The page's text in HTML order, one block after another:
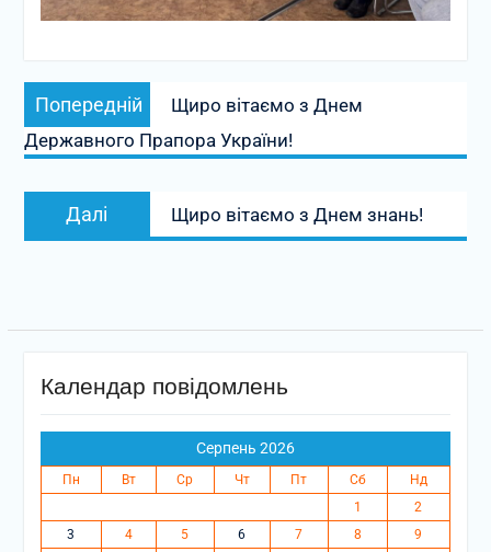
Навігація
записів
Попередній
Попередній
запис:
Щиро вітаємо з Днем
Державного Прапора України!
Далі
Наступний
запис:
Щиро вітаємо з Днем знань!
Календар повідомлень
Серпень 2026
Пн Вт Ср Чт Пт Сб
Нд
1
2
3
4 5 6 7 8
9